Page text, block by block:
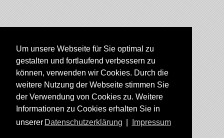
Um unsere Webseite für Sie optimal zu
gestalten und fortlaufend verbessern zu
können, verwenden wir Cookies. Durch die
weitere Nutzung der Webseite stimmen Sie
der Verwendung von Cookies zu. Weitere
Informationen zu Cookies erhalten Sie in
unserer Datenschutzerklärung Impressum